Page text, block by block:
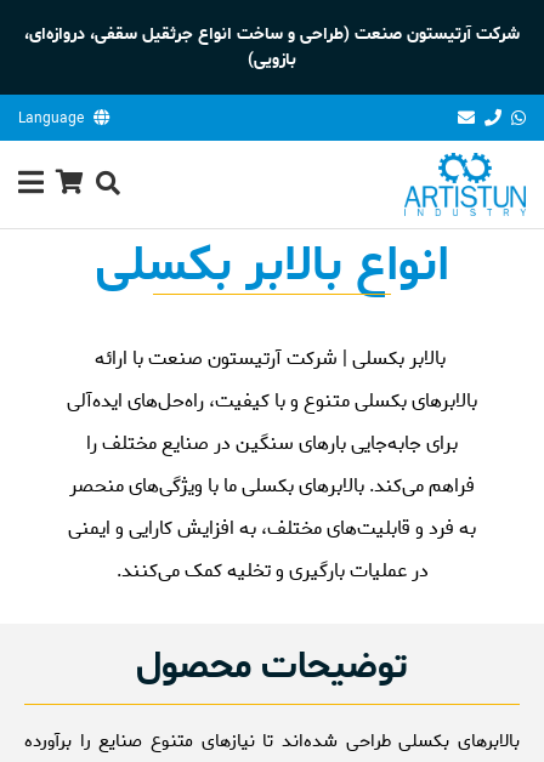
شرکت آرتیستون صنعت (طراحی و ساخت انواع جرثقیل سقفی، دروازه‌ای،
بازویی)
Language
انواع بالابر بکسلی
بالابر بکسلی | شرکت آرتیستون صنعت با ارائه
بالابرهای بکسلی متنوع و با کیفیت، راه‌حل‌های ایده‌آلی
برای جابه‌جایی بارهای سنگین در صنایع مختلف را
فراهم می‌کند. بالابرهای بکسلی ما با ویژگی‌های منحصر
به فرد و قابلیت‌های مختلف، به افزایش کارایی و ایمنی
در عملیات بارگیری و تخلیه کمک می‌کنند.
توضیحات محصول
بالابرهای بکسلی طراحی شده‌اند تا نیازهای متنوع صنایع را برآورده